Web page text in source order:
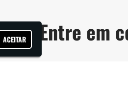
Entre em
ACEITAR